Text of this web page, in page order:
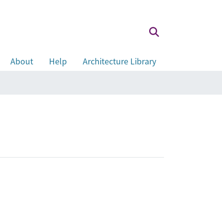
About Help
Architecture Library